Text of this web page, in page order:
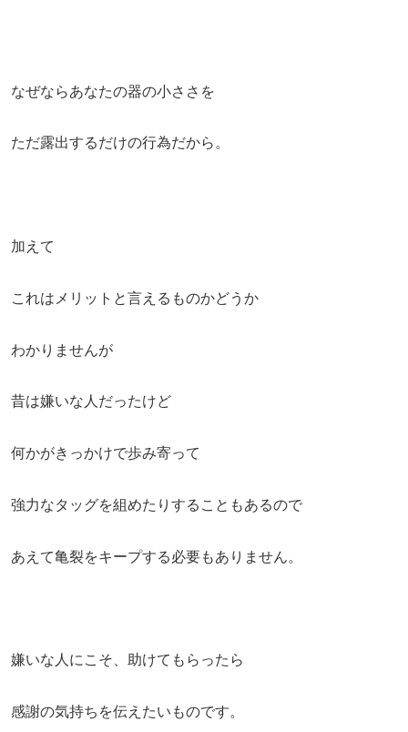
なぜならあなたの器の小ささを
ただ露出するだけの行為だから。
加えて
これはメリットと言えるものかどうか
わかりませんが
昔は嫌いな人だったけど
何かがきっかけで歩み寄って
強力なタッグを組めたりすることもあるので
あえて亀裂をキープする必要もありません。
嫌いな人にこそ、助けてもらったら
感謝の気持ちを伝えたいものです。